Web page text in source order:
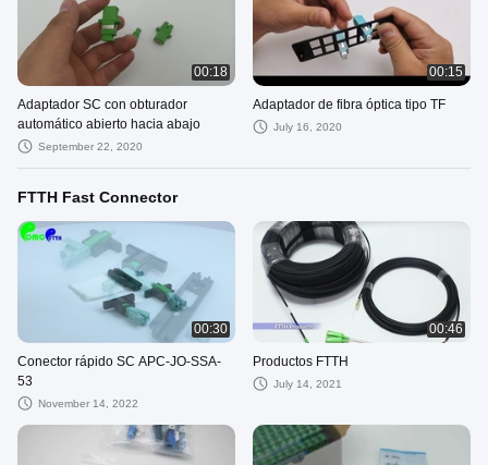
00:18
Adaptador SC con obturador
automático abierto hacia abajo
September 22, 2020
00:15
Adaptador de fibra óptica tipo TF
July 16, 2020
FTTH Fast Connector
00:30
Conector rápido SC APC-JO-SSA-
53
November 14, 2022
00:46
Productos FTTH
July 14, 2021